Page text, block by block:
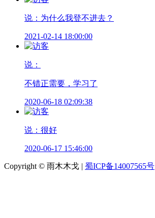
说：为什么我登不进去？
2021-02-14 18:00:00
说：
不错正需要，学习了
2020-06-18 02:09:38
说：很好
2020-06-17 15:46:00
Copyright © 雨木木戈 | 蜀ICP备14007565号